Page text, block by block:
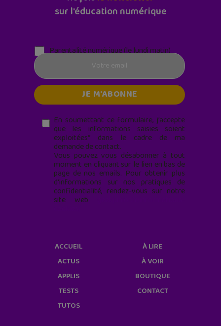
sur l'éducation numérique
Parentalité numérique (le lundi matin)
En soumettant ce formulaire, j’accepte
que les informations saisies soient
exploitées* dans le cadre de ma
demande de contact.
Vous pouvez vous désabonner à tout
moment en cliquant sur le lien en bas de
page de nos emails. Pour obtenir plus
d'informations sur nos pratiques de
confidentialité, rendez-vous sur notre
site web
ACCUEIL
ACTUS
APPLIS
TESTS
TUTOS
À LIRE
À VOIR
BOUTIQUE
CONTACT